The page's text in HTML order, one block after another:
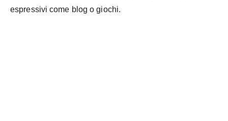
espressivi come blog o giochi.